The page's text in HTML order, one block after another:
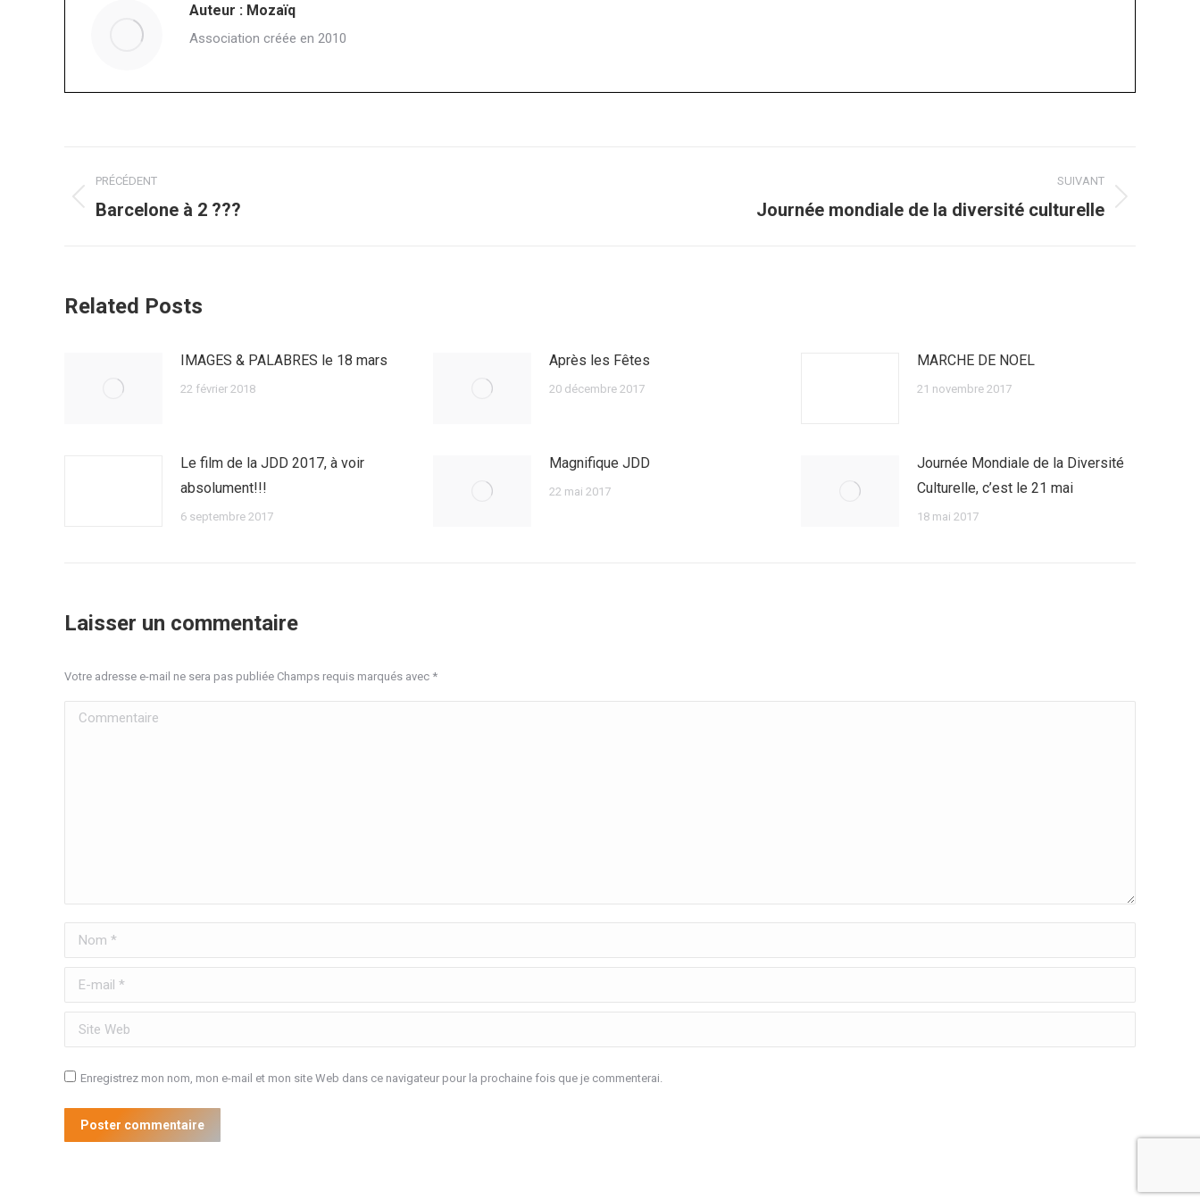
Auteur : Mozaïq
Association créée en 2010
Navigation
article
PRÉCÉDENT
Article
Barcelone à 2 ???
SUIVANT
Journée mondiale de la diversité culturelle
Related Posts
IMAGES & PALABRES le 18 mars
22 février 2018
Après les Fêtes
20 décembre 2017
MARCHE DE NOEL
21 novembre 2017
Le film de la JDD 2017, à voir
absolument!!!
6 septembre 2017
Magnifique JDD
22 mai 2017
Journée Mondiale de la Diversité
Culturelle, c’est le 21 mai
18 mai 2017
Laisser un commentaire
Votre adresse e-mail ne sera pas publiée Champs requis marqués avec *
Commentaire
Nom *
E-mail *
Site Web
Enregistrez mon nom, mon e-mail et mon site Web dans ce navigateur pour la prochaine fois que je commenterai.
Poster commentaire